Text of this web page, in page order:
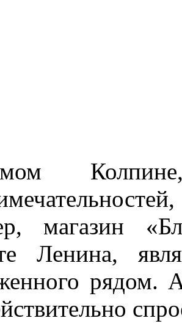
Колпине,
магазин
Ленина,
рядом.